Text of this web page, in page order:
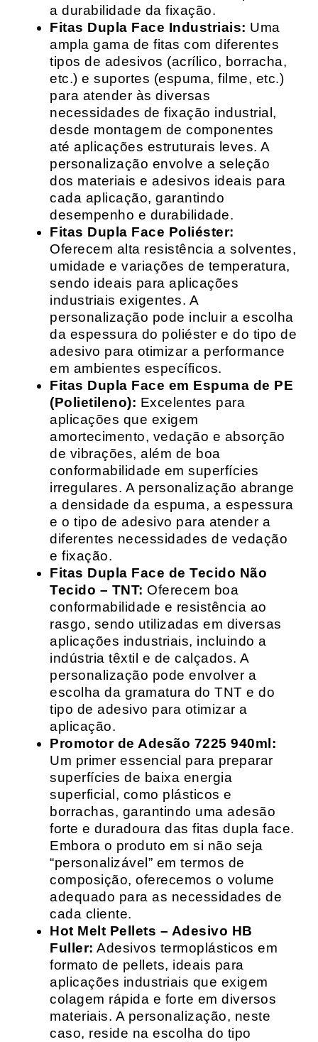
a durabilidade da fixação.
Fitas Dupla Face Industriais: Uma
ampla gama de fitas com diferentes
tipos de adesivos (acrílico, borracha,
etc.) e suportes (espuma, filme, etc.)
para atender às diversas
necessidades de fixação industrial,
desde montagem de componentes
até aplicações estruturais leves. A
personalização envolve a seleção
dos materiais e adesivos ideais para
cada aplicação, garantindo
desempenho e durabilidade.
Fitas Dupla Face Poliéster:
Oferecem alta resistência a solventes,
umidade e variações de temperatura,
sendo ideais para aplicações
industriais exigentes. A
personalização pode incluir a escolha
da espessura do poliéster e do tipo de
adesivo para otimizar a performance
em ambientes específicos.
Fitas Dupla Face em Espuma de PE
(Polietileno): Excelentes para
aplicações que exigem
amortecimento, vedação e absorção
de vibrações, além de boa
conformabilidade em superfícies
irregulares. A personalização abrange
a densidade da espuma, a espessura
e o tipo de adesivo para atender a
diferentes necessidades de vedação
e fixação.
Fitas Dupla Face de Tecido Não
Tecido – TNT: Oferecem boa
conformabilidade e resistência ao
rasgo, sendo utilizadas em diversas
aplicações industriais, incluindo a
indústria têxtil e de calçados. A
personalização pode envolver a
escolha da gramatura do TNT e do
tipo de adesivo para otimizar a
aplicação.
Promotor de Adesão 7225 940ml:
Um primer essencial para preparar
superfícies de baixa energia
superficial, como plásticos e
borrachas, garantindo uma adesão
forte e duradoura das fitas dupla face.
Embora o produto em si não seja
“personalizável” em termos de
composição, oferecemos o volume
adequado para as necessidades de
cada cliente.
Hot Melt Pellets – Adesivo HB
Fuller: Adesivos termoplásticos em
formato de pellets, ideais para
aplicações industriais que exigem
colagem rápida e forte em diversos
materiais. A personalização, neste
caso, reside na escolha do tipo